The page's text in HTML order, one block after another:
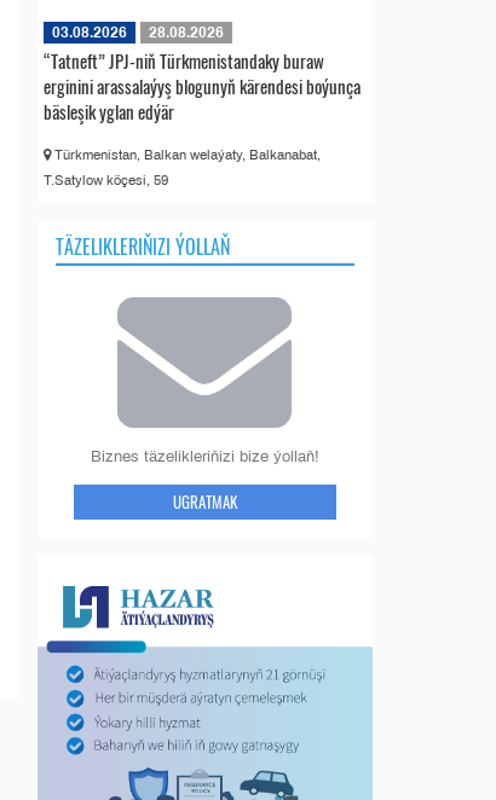
03.08.2026 28.08.2026
“Tatneft” JPJ-niň Türkmenistandaky buraw
erginini arassalaýyş blogunyň kärendesi boýunça
bäsleşik yglan edýär
Türkmenistan, Balkan welaýaty, Balkanabat,
T.Satylow köçesi, 59
TÄZELIKLERIŇIZI ÝOLLAŇ
Biznes täzelikleriňizi bize ýollaň!
UGRATMAK